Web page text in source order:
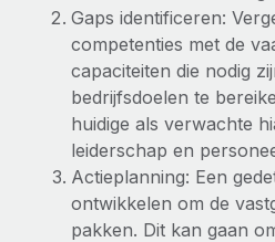
beheren
Productupdates van
integraties en Contractor
Het blijft de missie van Remote
te helpen bij het aannemen,
Meer informatie
Gaps identificeren:
competenties met de
capaciteiten die nodig
bedrijfsdoelen te
huidige als verwachte
leiderschap en
Actieplanning: Een
ontwikkelen om de
pakken. Dit kan gaan